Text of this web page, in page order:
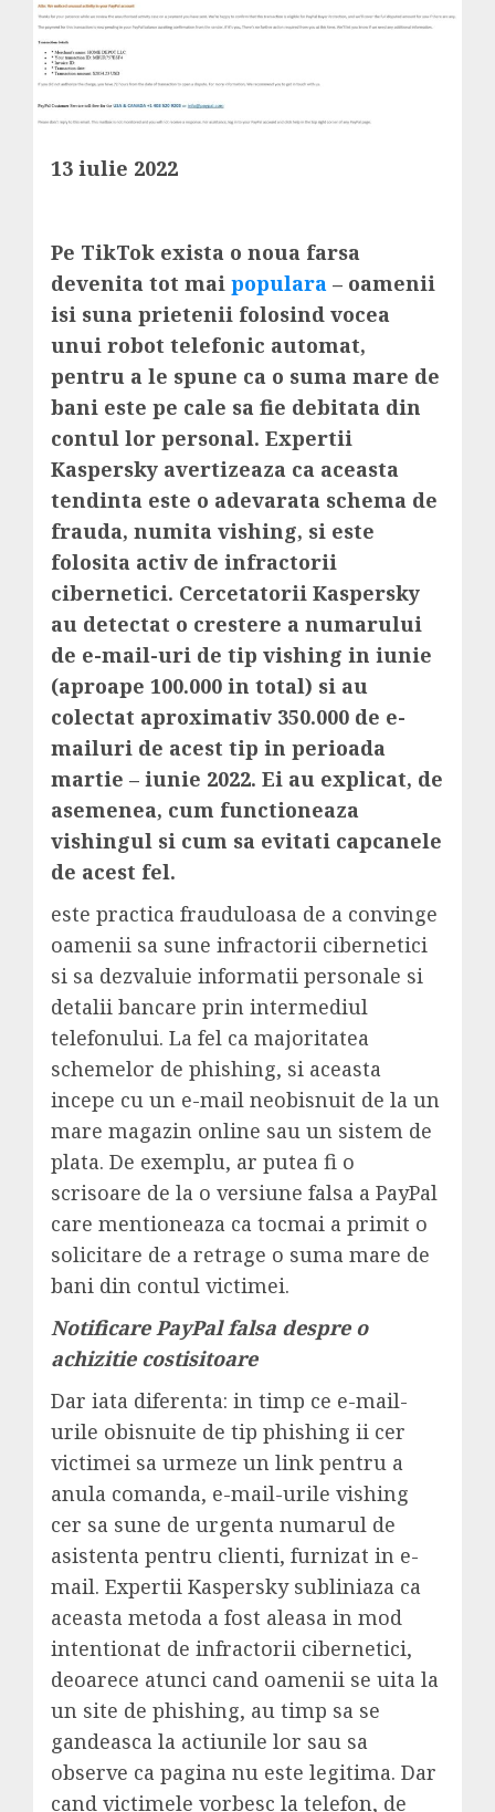
13 iulie 2022
Pe TikTok exista o noua farsa
devenita tot mai populara – oamenii
isi suna prietenii folosind vocea
unui robot telefonic automat,
pentru a le spune ca o suma mare de
bani este pe cale sa fie debitata din
contul lor personal. Expertii
Kaspersky avertizeaza ca aceasta
tendinta este o adevarata schema de
frauda, numita vishing, si este
folosita activ de infractorii
cibernetici. Cercetatorii Kaspersky
au detectat o crestere a numarului
de e-mail-uri de tip vishing in iunie
(aproape 100.000 in total) si au
colectat aproximativ 350.000 de e-
mailuri de acest tip in perioada
martie – iunie 2022. Ei au explicat, de
asemenea, cum functioneaza
vishingul si cum sa evitati capcanele
de acest fel.
este practica frauduloasa de a convinge
oamenii sa sune infractorii cibernetici
si sa dezvaluie informatii personale si
detalii bancare prin intermediul
telefonului. La fel ca majoritatea
schemelor de phishing, si aceasta
incepe cu un e-mail neobisnuit de la un
mare magazin online sau un sistem de
plata. De exemplu, ar putea fi o
scrisoare de la o versiune falsa a PayPal
care mentioneaza ca tocmai a primit o
solicitare de a retrage o suma mare de
bani din contul victimei.
Notificare PayPal falsa despre o
achizitie costisitoare
Dar iata diferenta: in timp ce e-mail-
urile obisnuite de tip phishing ii cer
victimei sa urmeze un link pentru a
anula comanda, e-mail-urile vishing
cer sa sune de urgenta numarul de
asistenta pentru clienti, furnizat in e-
mail. Expertii Kaspersky subliniaza ca
aceasta metoda a fost aleasa in mod
intentionat de infractorii cibernetici,
deoarece atunci cand oamenii se uita la
un site de phishing, au timp sa se
gandeasca la actiunile lor sau sa
observe ca pagina nu este legitima. Dar
cand victimele vorbesc la telefon, de